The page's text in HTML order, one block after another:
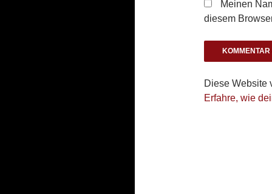
Meinen
diesem
Diese Website
Erfahre, wie